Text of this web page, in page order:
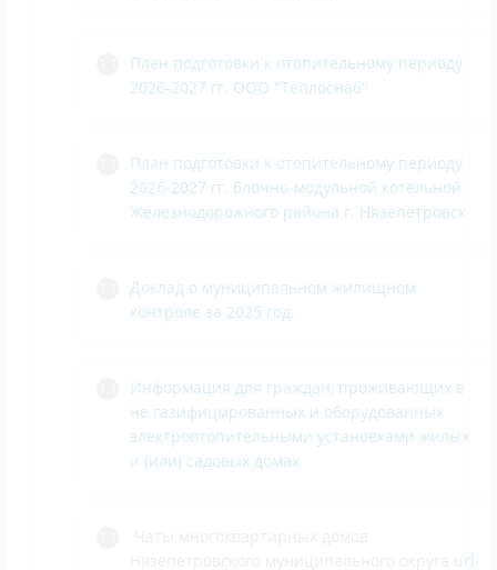
План подготовки к отопительному периоду
2026-2027 гг. ООО "Теплоснаб"
План подготовки к отопительному периоду
2026-2027 гг. блочно-модульной котельной
Железнодорожного района г. Нязепетровск
Доклад о муниципальном жилищном
контроле за 2025 год.
Информация для граждан, проживающих в
не газифицмрованных и оборудованных
электроотопительными установками жилых
и (или) садовых домах
url-